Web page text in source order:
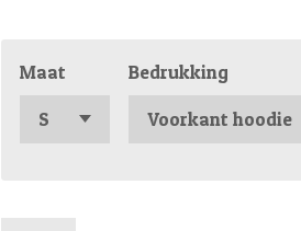
Maat Bedrukking